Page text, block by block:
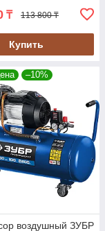
₸ 113 800 ₸
Купить
–10%
воздушный ЗУБР